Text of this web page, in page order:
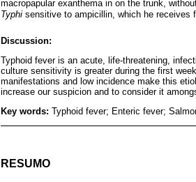
macropapular exanthema in on the trunk,
Typhi sensitive to ampicillin, which he receives
Discussion:
Typhoid fever is an acute, life-threatening,
culture sensitivity is greater during the first
manifestations and low incidence make this
increase our suspicion and to consider it
Key words: Typhoid fever; Enteric fever;
RESUMO